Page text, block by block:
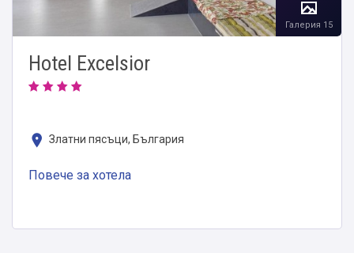
Hotel Excelsior
Златни пясъци, България
Повече за хотела
Галерия 15